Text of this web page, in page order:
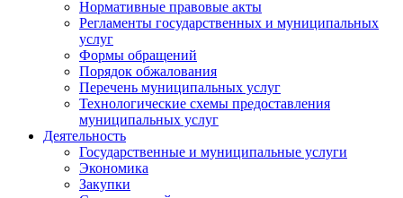
Нормативные правовые акты
Регламенты государственных и муниципальных
услуг
Формы обращений
Порядок обжалования
Перечень муниципальных услуг
Технологические схемы предоставления
муниципальных услуг
Деятельность
Государственные и муниципальные услуги
Экономика
Закупки